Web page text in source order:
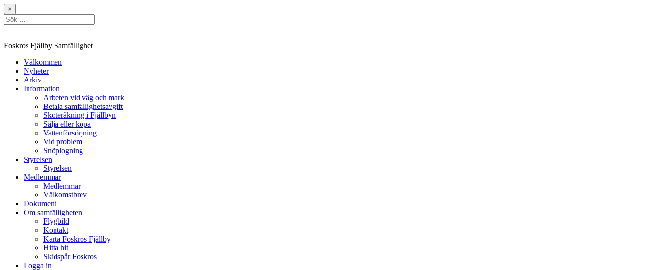
Hoppa
till
innehåll
×
Sök
efter:
Foskros Fjällby Samfällighet
Välkommen
Nyheter
Arkiv
Information
Arbeten vid väg och mark
Betala samfällighetsavgift
Skoteråkning i Fjällbyn
Sälja eller köpa
Vattenförsörjning
Vid problem
Snöplogning
Styrelsen
Styrelsen
Medlemmar
Medlemmar
Välkomstbrev
Dokument
Om samfälligheten
Flygbild
Kontakt
Karta Foskros Fjällby
Hitta hit
Skidspår Foskros
Logga in